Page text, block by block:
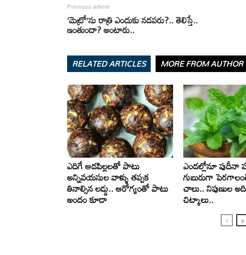
Previous article
‘మెట్రో’ను రాత్రి ఎందుకు నడపరు?.. తెలిస్తే..
ఇంతుందా? అంటారు..
RELATED ARTICLES MORE FROM AUTHOR
ఎదిగే ఆడపిల్లలతో పాటు
అన్నివయసుల వాళ్ళు తప్పక
తినాల్సిన లడ్డు.. ఆరోగ్యంతో పాటు
అందం కూడా
ఎండల్లోనూ పుదీనా
గుబురుగా
చాలు.. నిపుణుల
చిట్కాలు..